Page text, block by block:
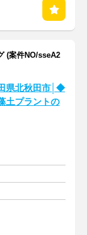
(案件NO/sseA2
県北秋田市│◆
土プラントの